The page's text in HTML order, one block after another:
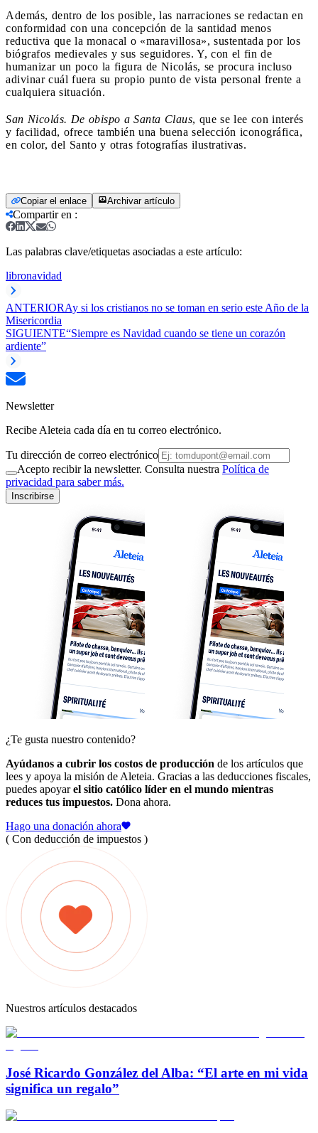
Además, dentro de los posible, las narraciones se redactan en
conformidad con una concepción de la santidad menos
reductiva que la monacal o «maravillosa», sustentada por los
biógrafos medievales y sus seguidores. Y, con el fin de
humanizar un poco la figura de Nicolás, se procura incluso
adivinar cuál fuera su propio punto de vista personal frente a
cualquiera situación.
San Nicolás. De obispo a Santa Claus, que se lee con interés
y facilidad, ofrece también una buena selección iconográfica,
en color, del Santo y otras fotografías ilustrativas.
Copiar el enlace Archivar artículo
Compartir en :
Las palabras clave/etiquetas asociadas a este artículo:
libronavidad
ANTERIORAy si los cristianos no se toman en serio este Año de la
Misericordia
SIGUIENTE“Siempre es Navidad cuando se tiene un corazón
ardiente”
Newsletter
Recibe Aleteia cada día en tu correo electrónico.
Tu dirección de correo electrónico
Acepto recibir la newsletter. Consulta nuestra Política de
privacidad para saber más.
Inscribirse
¿Te gusta nuestro contenido?
Ayúdanos a cubrir los costos de producción de los artículos que
lees y apoya la misión de Aleteia. Gracias a las deducciones fiscales,
puedes apoyarel sitio católico líder en el mundo mientras
reduces tus impuestos. Dona ahora.
Hago una donación ahora
( Con deducción de impuestos )
Nuestros artículos destacados
José Ricardo González del Alba: “El arte en mi vida
significa un regalo”